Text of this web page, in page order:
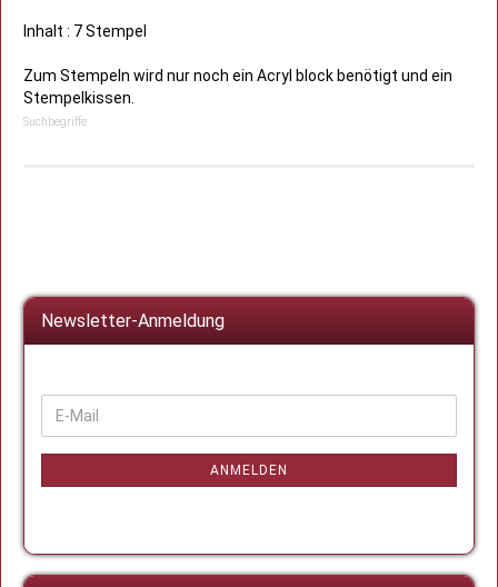
Inhalt : 7 Stempel
Zum Stempeln wird nur noch ein Acryl block benötigt und ein
Stempelkissen.
Suchbegriffe:
Newsletter-Anmeldung
WEITER
ZUR
NEWSLETTER-
E-
Mail
ANMELDEN